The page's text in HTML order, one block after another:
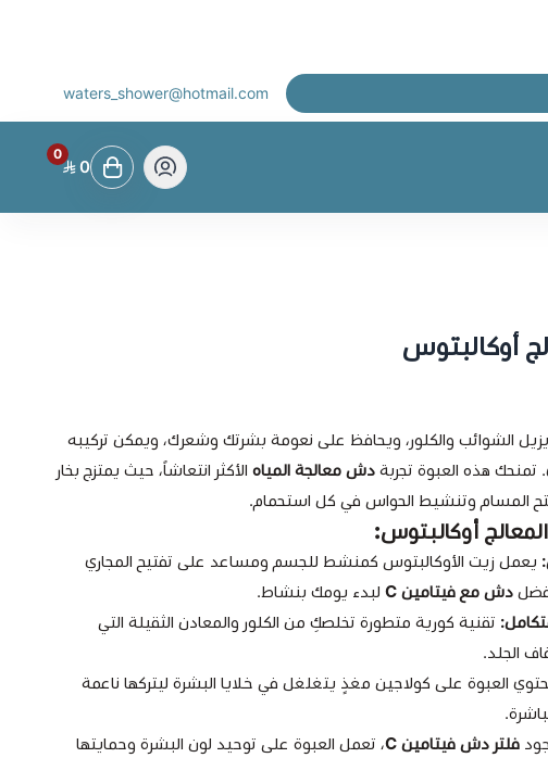
waters_shower@hotmail.com
0
0
أوكالبتوس
يزيل الشوائب والكلور، ويحافظ على نعومة بشرتك وشعرك، ويمكن تركيبه
هذه العبوة تجربة دش معالجة المياه الأكثر انتعاشاً، حيث يمتزج بخار
المسام وتنشيط الحواس في كل استحمام.
أوكالبتوس:
يعمل زيت الأوكالبتوس كمنشط للجسم ومساعد على تفتيح المجاري
دش مع فيتامين C
لبدء يومك بنشاط.
تقنية كورية متطورة تخلصكِ من الكلور والمعادن الثقيلة التي
الجلد.
العبوة على كولاجين مغذٍ يتغلغل في خلايا البشرة ليتركها ناعمة
فلتر دش فيتامين C
، تعمل العبوة على توحيد لون البشرة وحمايتها